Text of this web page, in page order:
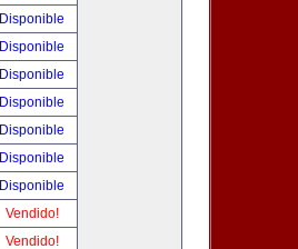
Disponible
Disponible
Disponible
Disponible
Disponible
Disponible
Disponible
Vendido!
Vendido!